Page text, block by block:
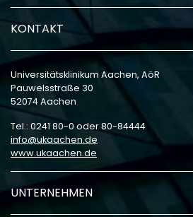
KONTAKT
Universitätsklinikum Aachen, AöR
Pauwelsstraße 30
52074 Aachen
Tel.: 0241 80-0 oder 80-84444
info
ukaachen de
www.ukaachen.de
UNTERNEHMEN